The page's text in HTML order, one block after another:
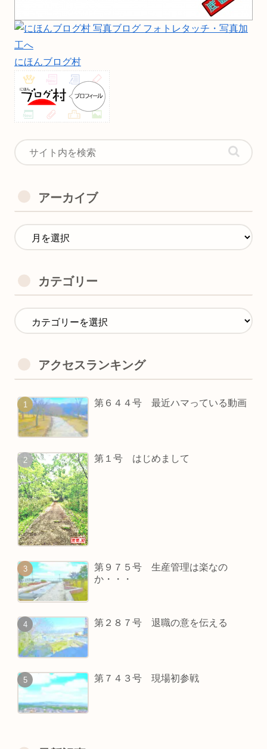
にほんブログ村
アーカイブ
カテゴリー
アクセスランキング
第６４４号 最近ハマっている動画
第１号 はじめまして
第９７５号 生産管理は楽なの
か・・・
第２８７号 退職の意を伝える
第７４３号 現場初参戦